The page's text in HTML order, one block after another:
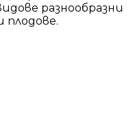
разнообразни
плодове.